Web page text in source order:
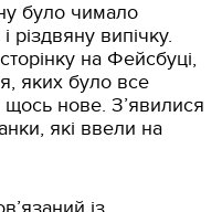
було чимало
різдвяну випічку.
на Фейсбуці,
яких було все
щось нове. З’явилися
які ввели на